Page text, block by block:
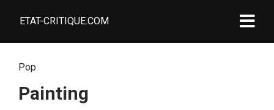
ETAT-CRITIQUE.COM
Pop
Painting